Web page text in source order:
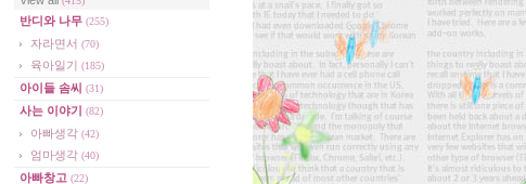
반디와 나무 (255)
자라면서 (70)
육아일기 (185)
아이들 솜씨 (31)
사는 이야기 (82)
아빠생각 (42)
엄마생각 (40)
아빠창고 (22)